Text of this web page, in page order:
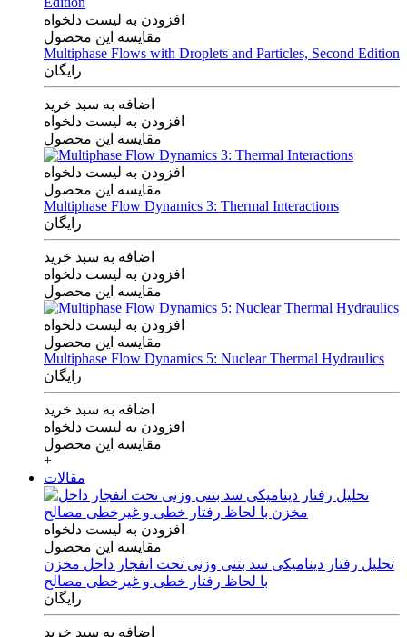
افزودن به لیست دلخواه
مقایسه این محصول
Multiphase Flows with Droplets and Particles, Second Edition
رایگان
اضافه به سبد خرید
افزودن به لیست دلخواه
مقایسه این محصول
افزودن به لیست دلخواه
مقایسه این محصول
Multiphase Flow Dynamics 3: Thermal Interactions
رایگان
اضافه به سبد خرید
افزودن به لیست دلخواه
مقایسه این محصول
افزودن به لیست دلخواه
مقایسه این محصول
Multiphase Flow Dynamics 5: Nuclear Thermal Hydraulics
رایگان
اضافه به سبد خرید
افزودن به لیست دلخواه
مقایسه این محصول
+
مقالات
افزودن به لیست دلخواه
مقایسه این محصول
تحلیل رفتار دینامیکی سد بتنی وزنی تحت انفجار داخل مخزن
با لحاظ رفتار خطی و غیرخطی مصالح
رایگان
اضافه به سبد خرید